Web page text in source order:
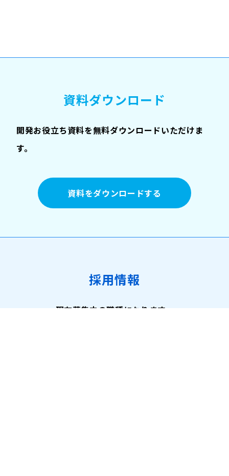
資料ダウンロード
開発お役立ち資料を無料ダウンロードいただけま
す。
資料をダウンロードする
採用情報
現在募集中の職種になります。